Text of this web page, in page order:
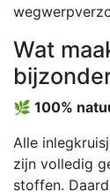
Wat
🌿 100%
Alle
zijn volledig
stoffen.